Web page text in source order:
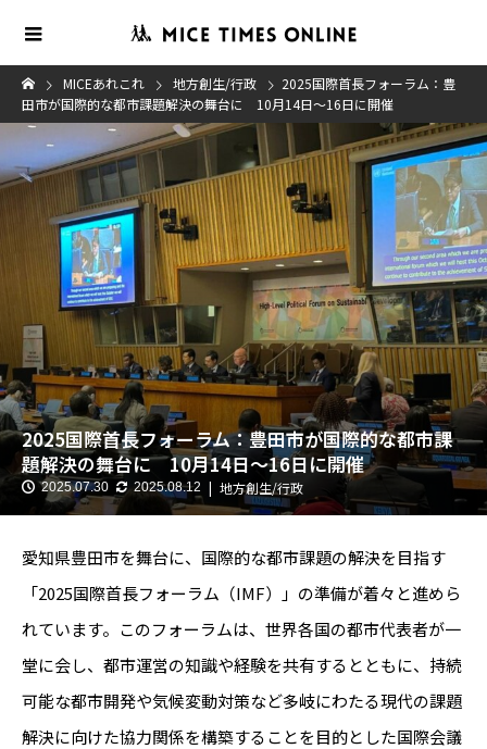
MICEあれこれ 地方創生/行政
2025国際首長フォーラム：豊
田市が国際的な都市課題解決の舞台に 10月14日～16日に開催
2025国際首長フォーラム：豊田市が国際的な都市課
題解決の舞台に 10月14日～16日に開催
2025.07.30 2025.08.12 地方創生/行政
愛知県豊田市を舞台に、国際的な都市課題の解決を目指す
「2025国際首長フォーラム（IMF）」の準備が着々と進めら
れています。このフォーラムは、世界各国の都市代表者が一
堂に会し、都市運営の知識や経験を共有するとともに、持続
可能な都市開発や気候変動対策など多岐にわたる現代の課題
解決に向けた協力関係を構築することを目的とした国際会議